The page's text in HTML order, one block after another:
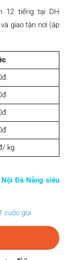
12 tiếng tại DH
giao tận nơi (áp
kg
Đà Nẵng siêu
cuộc gọi